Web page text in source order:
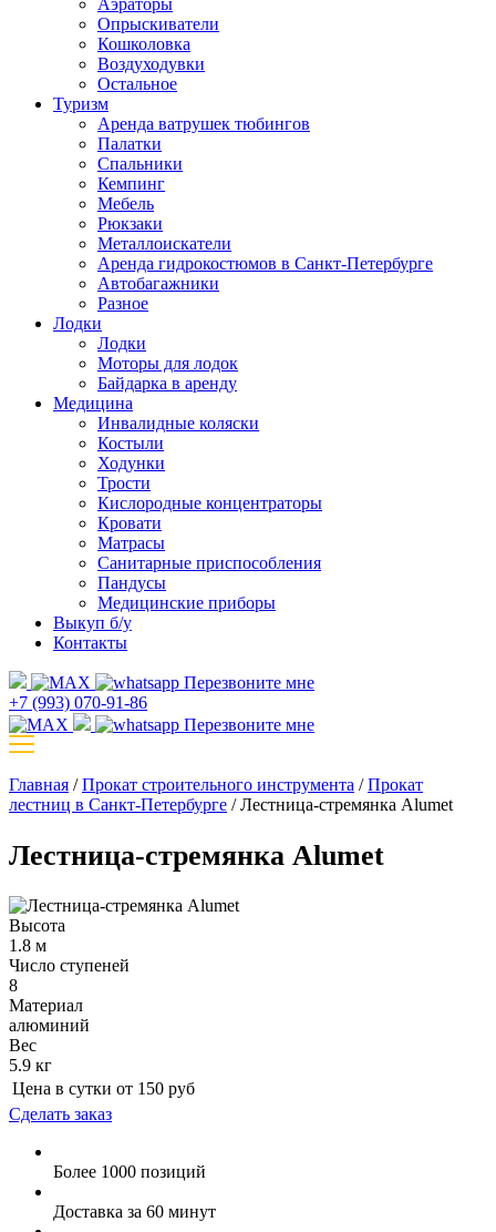
Аэраторы
Опрыскиватели
Кошколовка
Воздуходувки
Остальное
Туризм
Аренда ватрушек тюбингов
Палатки
Спальники
Кемпинг
Мебель
Рюкзаки
Металлоискатели
Аренда гидрокостюмов в Санкт-Петербурге
Автобагажники
Разное
Лодки
Лодки
Моторы для лодок
Байдарка в аренду
Медицина
Инвалидные коляски
Костыли
Ходунки
Трости
Кислородные концентраторы
Кровати
Матрасы
Санитарные приспособления
Пандусы
Медицинские приборы
Выкуп б/у
Контакты
Перезвоните мне
+7 (993) 070-91-86
Перезвоните мне
Главная /Прокат строительного инструмента /Прокат
лестниц в Санкт-Петербурге /Лестница-стремянка Alumet
Лестница-стремянка Alumet
Высота
1.8 м
Число ступеней
8
Материал
алюминий
Вес
5.9 кг
Цена в сутки от 150 руб
Сделать заказ
Более 1000 позиций
Доставка за 60 минут